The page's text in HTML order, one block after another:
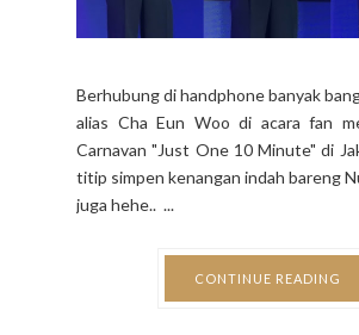
Berhubung di handphone banyak
alias Cha Eun Woo di acara fan
Carnavan "Just One 10 Minute" di
titip simpen kenangan indah bareng
juga hehe.. ...
CONTINUE READING